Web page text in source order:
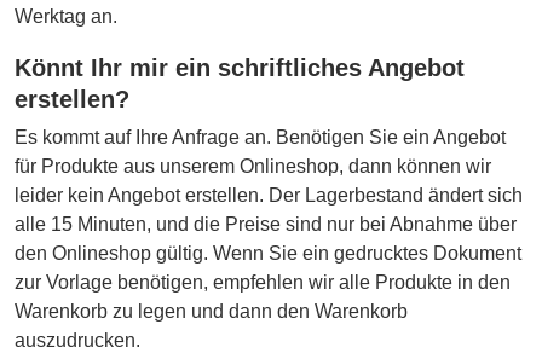
Werktag an.
Könnt Ihr mir ein schriftliches Angebot
erstellen?
Es kommt auf Ihre Anfrage an. Benötigen Sie ein Angebot
für Produkte aus unserem Onlineshop, dann können wir
leider kein Angebot erstellen. Der Lagerbestand ändert sich
alle 15 Minuten, und die Preise sind nur bei Abnahme über
den Onlineshop gültig. Wenn Sie ein gedrucktes Dokument
zur Vorlage benötigen, empfehlen wir alle Produkte in den
Warenkorb zu legen und dann den Warenkorb
auszudrucken.